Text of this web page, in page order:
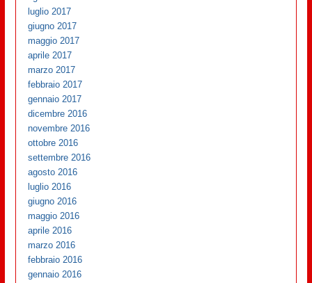
luglio 2017
giugno 2017
maggio 2017
aprile 2017
marzo 2017
febbraio 2017
gennaio 2017
dicembre 2016
novembre 2016
ottobre 2016
settembre 2016
agosto 2016
luglio 2016
giugno 2016
maggio 2016
aprile 2016
marzo 2016
febbraio 2016
gennaio 2016